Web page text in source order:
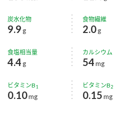
炭水化物
9.9 g
食物繊維
2.0g
食塩相当量
4.4 g
カルシウム
54 mg
ビタミンB1
0.10mg
ビタミンB2
0.15 mg